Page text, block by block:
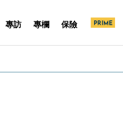
專訪 專欄 保險